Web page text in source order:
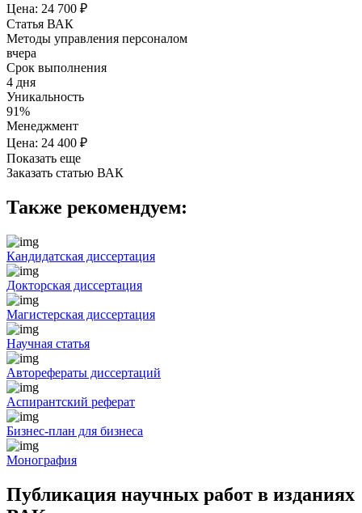
Цена: 24 700 ₽
Статья ВАК
Методы управления персоналом
вчера
Срок выполнения
4 дня
Уникальность
91%
Менеджмент
Цена: 24 400 ₽
Показать еще
Заказать статью ВАК
Также рекомендуем:
Кандидатская диссертация
Докторская диссертация
Магистерская диссертация
Научная статья
Авторефераты диссертаций
Аспирантский реферат
Бизнес-план для бизнеса
Монография
Публикация научных работ в изданиях